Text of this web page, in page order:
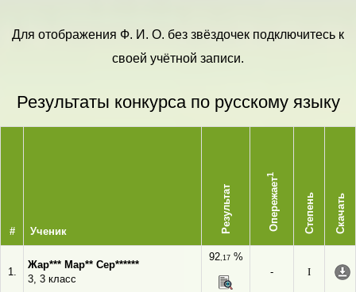
Для отображения Ф. И. О. без звёздочек подключитесь к
своей учётной записи.
Результаты конкурса по русскому языку
# Ученик Результат Опережает
1
Степень Скачать
1.
Жар*** Мар** Сер******
3, 3 класс
92,17%
-
I